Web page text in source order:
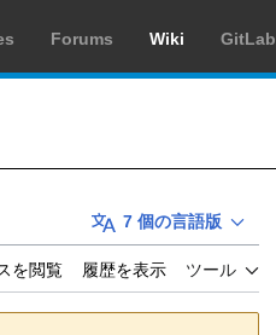
Forums Wiki GitLab
7 個の言語版
を閲覧 履歴を表示 ツール